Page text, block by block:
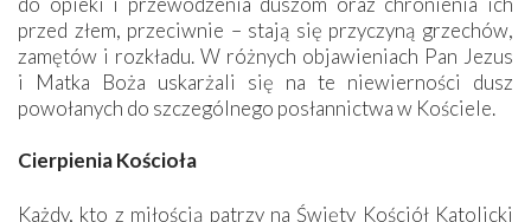
przed złem, przeciwnie – stają się przyczyną grzechów,
zamętów i rozkładu. W różnych objawieniach Pan Jezus
i Matka Boża uskarżali się na te niewierności dusz
powołanych do szczególnego posłannictwa w Kościele.
Cierpienia Kościoła
Każdy, kto z miłością patrzy na Święty Kościół Katolicki